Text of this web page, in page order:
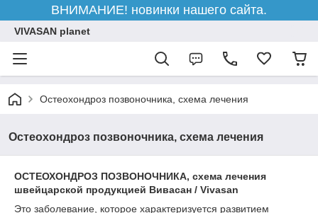
ВНИМАНИЕ! новинки нашего сайта.
VIVASAN planet
Остеохондроз позвоночника, схема лечения
Остеохондроз позвоночника, схема лечения
ОСТЕОХОНДРОЗ ПОЗВОНОЧНИКА, схема лечения
швейцарской продукцией Вивасан / Vivasan
Это заболевание, которое характеризуется развитием